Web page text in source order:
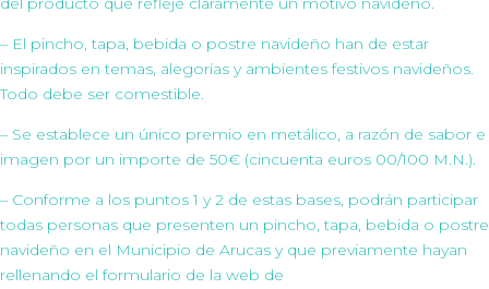
– El pincho, tapa, bebida o postre navideño han de estar
inspirados en temas, alegorías y ambientes festivos navideños.
Todo debe ser comestible.
– Se establece un único premio en metálico, a razón de sabor e
imagen por un importe de 50€ (cincuenta euros 00/100 M.N.).
– Conforme a los puntos 1 y 2 de estas bases, podrán participar
todas personas que presenten un pincho, tapa, bebida o postre
navideño en el Municipio de Arucas y que previamente hayan
rellenando el formulario de la web de